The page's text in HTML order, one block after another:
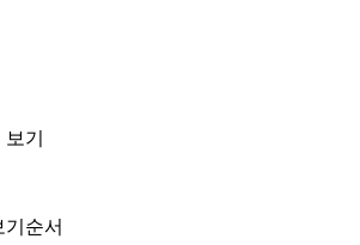
기
순서